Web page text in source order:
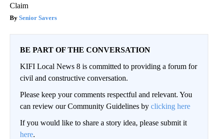
Claim
Senior Savers
BE PART OF THE CONVERSATION
KIFI Local News 8 is committed to providing a forum for
civil and constructive conversation.
Please keep your comments respectful and relevant. You
can review our Community Guidelines by clicking here
If you would like to share a story idea, please submit it
here.